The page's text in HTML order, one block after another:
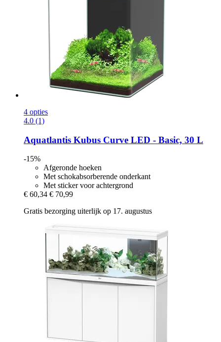
4 opties
4.0 (1)
Aquatlantis Kubus Curve LED -​ Basic, 30 L
-15%
Afgeronde hoeken
Met schokabsorberende onderkant
Met sticker voor achtergrond
€ 60,34 € 70,99
Gratis bezorging uiterlijk op 17. augustus